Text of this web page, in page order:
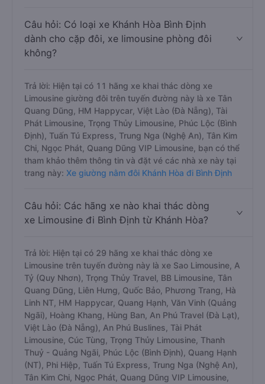
Câu hỏi: Có loại xe Khánh Hòa Bình Định
dành cho cặp đôi, xe limousine phòng đôi
không?
Trả lời: Hiện tại có 11 hãng xe khai thác dòng xe
Limousine giường đôi trên tuyến đường này là xe Tân
Quang Dũng, HM Happycar, Việt Lào (Đà Nẵng), Tài
Phát Limousine, Trọng Thủy Limousine, Phúc Lộc (Bình
Định), Tuấn Tú Express, Trung Nga (Nghệ An), Tân Kim
Chi, Ngọc Phát, Quang Dũng VIP Limousine, bạn có thể
tham khảo thêm thông tin và đặt vé các nhà xe này tại
trang này: Xe giường nằm đôi Khánh Hòa đi Bình Định
Câu hỏi: Các hãng xe nào khai thác dòng
xe Limousine đi Bình Định từ Khánh Hòa?
Trả lời: Hiện tại có 29 hãng xe khai thác dòng xe
Limousine trên tuyến đường này là xe Sao Limousine, A
Tỷ (Quy Nhơn), Trọng Thủy Travel, BB Limousine, Tân
Quang Dũng, Liên Hưng, Quốc Bảo, Phương Trang, Hà
Linh NT, HM Happycar, Quang Hạnh, Văn Vinh (Quảng
Ngãi), Hoàng Khang, Hùng Ban, An Phú Travel (Đà Lạt),
Việt Lào (Đà Nẵng), An Phú Buslines, Tài Phát
Limousine, Cúc Tùng, Trọng Thủy Limousine, Thanh
Thuỷ - Quảng Ngãi, Phúc Lộc (Bình Định), Quang Hạnh
(NT), Phi Hiệp, Tuấn Tú Express, Trung Nga (Nghệ An),
Tân Kim Chi, Ngọc Phát, Quang Dũng VIP Limousine,